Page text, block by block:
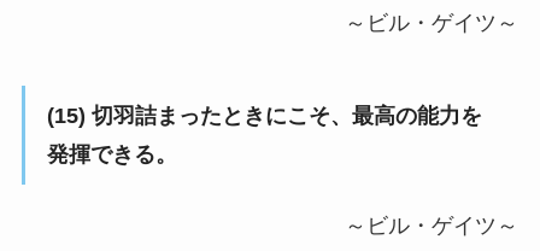
～ビル・ゲイツ～
(15) 切羽詰まったときにこそ、最高の能力を
発揮できる。
～ビル・ゲイツ～